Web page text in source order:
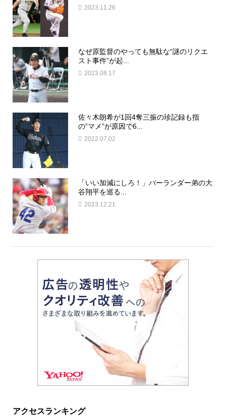
2023.11.26
なぜ原監督のやっても無駄な“謎のリクエ
スト事件”が起...
2023.08.17
佐々木朗希が1回4奪三振の珍記録も指
の”マメ”が原因で6...
2022.07.02
「いい加減にしろ！」バーランダー弟の大
谷翔平を巡る...
2023.12.21
アクセスランキング